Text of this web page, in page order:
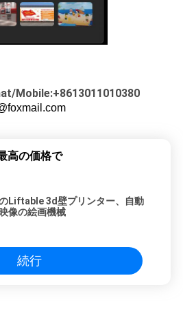
Mobile:+8613011010380
高の価格で
Liftable 3d壁プリンター、自動
像の絵画機械
続行